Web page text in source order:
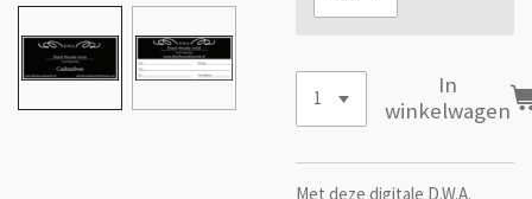
In
winkelwagen
Met deze digitale D.W.A.